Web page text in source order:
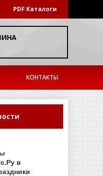
PDF Каталоги
КОНТАКТЫ
в